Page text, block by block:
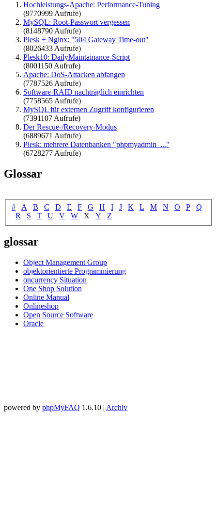
Hochleistungs-Apache: Performance-Tuning
(9770999 Aufrufe)
MySQL: Root-Passwort vergessen
(8148790 Aufrufe)
Plesk + Nginx: "504 Gateway Time-out"
(8026433 Aufrufe)
Plesk10: DailyMaintainance-Script
(8001150 Aufrufe)
Apache: DoS-Attacken abfangen
(7787526 Aufrufe)
Software-RAID nachträglich einrichten
(7758565 Aufrufe)
MySQL für externen Zugriff konfigurieren
(7391107 Aufrufe)
Der Rescue-/Recovery-Modus
(6889671 Aufrufe)
Plesk: mehrere Datenbanken "phpmyadmin_..."
(6728277 Aufrufe)
Glossar
# A B C D E F G H I J K L M N O P
Q
R
S T U V W X Y Z
glossar
Object Management Group
objektorientierte Programmierung
oncurrency Situation
One Shop Solution
Online Manual
Onlineshop
Open Source Software
Oracle
powered by phpMyFAQ 1.6.10 | Archiv